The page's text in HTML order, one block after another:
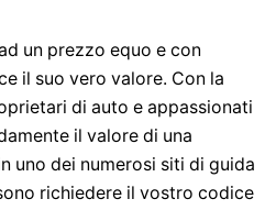
un prezzo equo e con
il suo vero valore. Con la
di auto e appassionati
il valore di una
uno dei numerosi siti di guida
richiedere il vostro codice